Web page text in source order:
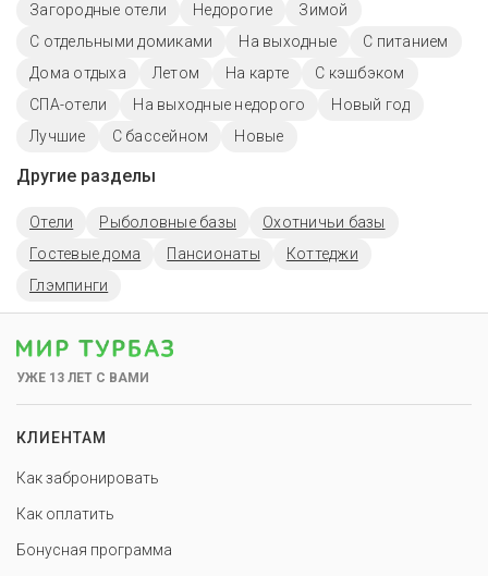
Загородные отели
Недорогие
Зимой
С отдельными домиками
На выходные
С питанием
Дома отдыха
Летом На карте
С кэшбэком
СПА-отели
На выходные недорого
Новый год
Лучшие
С бассейном Новые
Другие разделы
Отели Рыболовные базы
Охотничьи базы
Гостевые дома
Пансионаты
Коттеджи
Глэмпинги
УЖЕ 13 ЛЕТ С ВАМИ
КЛИЕНТАМ
Как забронировать
Как оплатить
Бонусная программа